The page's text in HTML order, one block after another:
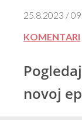
25.8.2023 /
KOMENTARI
novoj